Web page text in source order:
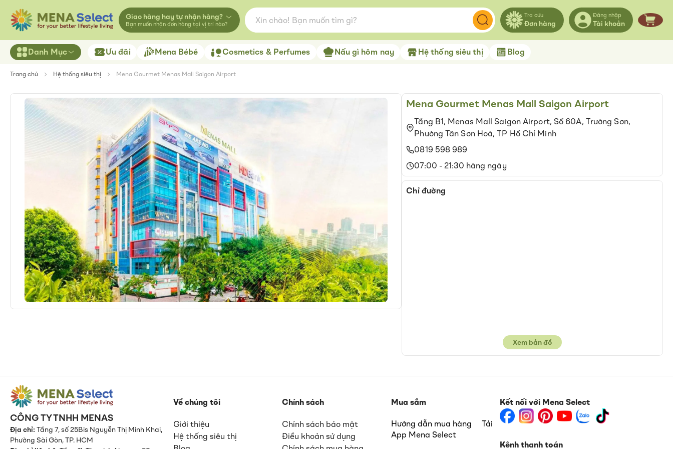
Giao hàng hay tự nhận hàng?
Bạn muốn nhận đơn hàng tại vị trí nào?
Tra cứu
Đơn hàng
Đăng nhập
Tài khoản Giỏ
Danh Mục Ưu đãi Mena Bébé Cosmetics & Perfumes Nấu gì hôm nay Hệ thống siêu thị Blog
Trang chủ Hệ thống siêu thị Mena Gourmet Menas Mall Saigon Airport
Mena Gourmet Menas Mall Saigon Airport
Tầng B1, Menas Mall Saigon Airport, Số 60A, Trường Sơn,
Phường Tân Sơn Hoà, TP Hồ Chí Minh
0819 598 989
07:00 - 21:30 hàng ngày
Chỉ đường
Xem bản đồ
CÔNG TY TNHH MENAS
Địa chỉ:Tầng 7, số 25Bis Nguyễn Thị Minh Khai,
Phường Sài Gòn, TP. HCM
Về chúng tôi
Giới thiệu
Hệ thống siêu thị
Chính sách
Chính sách bảo mật
Điều khoản sử dụng
Mua sắm
Hướng dẫn mua hàng Tải
App Mena Select
Kết nối với Mena Select
Kênh thanh toán